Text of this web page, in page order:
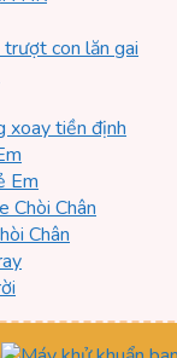
con lăn gai
xoay tiền định
Em
Chòi Chân
Chân